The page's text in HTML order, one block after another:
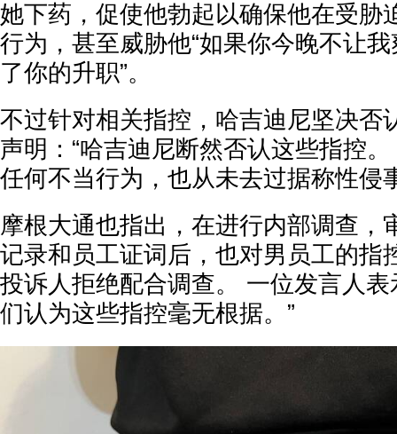
她下药，促使他勃起以确保他在受胁
行为，甚至威胁他“如果你今晚不让
了你的升职”。
不过针对相关指控，哈吉迪尼坚决否
声明：“哈吉迪尼断然否认这些指控
任何不当行为，也从未去过据称性侵
摩根大通也指出，在进行内部调查，
记录和员工证词后，也对男员工的指
投诉人拒绝配合调查。 一位发言人表
们认为这些指控毫无根据。”